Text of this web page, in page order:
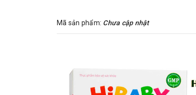
Mã sản phẩm: Chưa cập nhật